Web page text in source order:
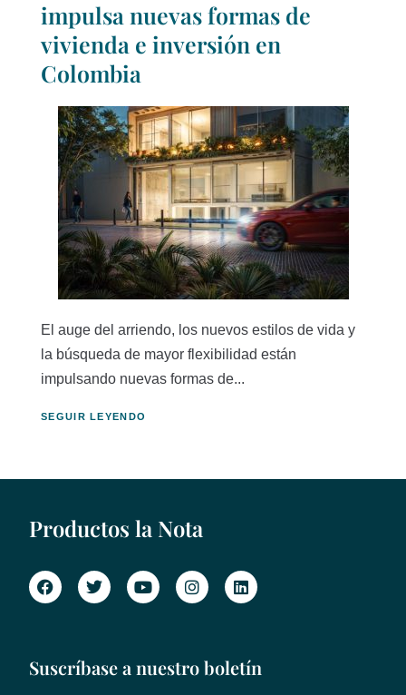
impulsa nuevas formas de
vivienda e inversión en
Colombia
El auge del arriendo, los nuevos estilos de vida y
la búsqueda de mayor flexibilidad están
impulsando nuevas formas de...
SEGUIR LEYENDO
Productos la Nota
Suscríbase a nuestro boletín